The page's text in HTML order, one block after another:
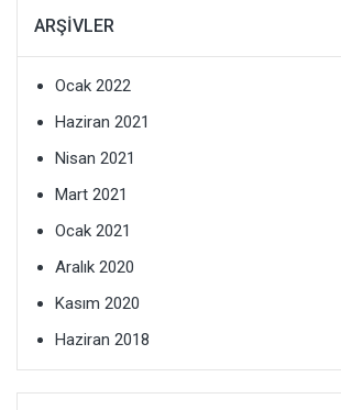
ARŞIVLER
Ocak 2022
Haziran 2021
Nisan 2021
Mart 2021
Ocak 2021
Aralık 2020
Kasım 2020
Haziran 2018